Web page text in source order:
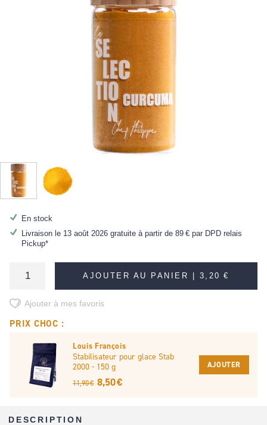
En stock
Livraison le 13 août 2026 gratuite à partir de 89 €par DPD relais
Pickup*
AJOUTER AU PANIER | 3,20 €
Ajouter à mes favoris
PRIX CHOC :
Louis François
Stabilisateur pour glace Stab
2000 - 150 g
11,90 € 8,50 €
AJOUTER
DESCRIPTION